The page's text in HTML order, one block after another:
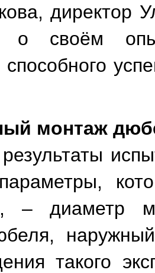
директор
о своём
способного
монтаж
– диаметр
такого